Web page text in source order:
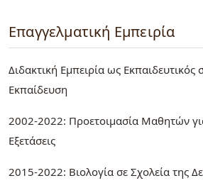
Επαγγελματική Εμπειρία
Διδακτική Εμπειρία ως Εκπαιδευτικός
Εκπαίδευση
2002-2022: Προετοιμασία Μαθητών
Εξετάσεις
2015-2022: Βιολογία σε Σχολεία της